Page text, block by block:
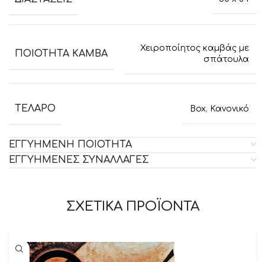
ΠΟΙΟΤΗΤΑ ΚΑΜΒΑ
Χειροποίητος καμβάς με
σπάτουλα
ΤΕΛΑΡΟ Box, Κανονικό
ΕΓΓΥΗΜΕΝΗ ΠΟΙΟΤΗΤΑ
ΕΓΓΥΗΜΕΝΕΣ ΣΥΝΑΛΛΑΓΕΣ
ΣΧΕΤΙΚΑ ΠΡΟΪΟΝΤΑ